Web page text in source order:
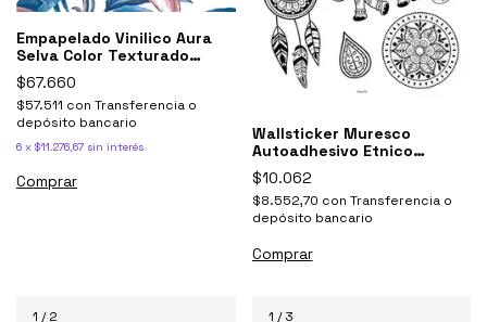
Empapelado Vinilico Aura
Selva Color Texturado
Muresco 8703
$67.660
$57.511 con Transferencia o
depósito bancario
6 x $11.276,67 sin interés
Wallsticker Muresco
Autoadhesivo Etnico
Mandalas Decoracion
$10.062
$8.552,70 con Transferencia o
depósito bancario
1 /2 1 /3